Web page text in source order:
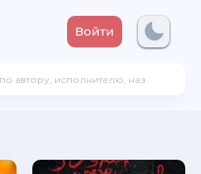
Войти